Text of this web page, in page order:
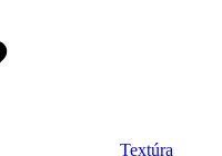
Textúra